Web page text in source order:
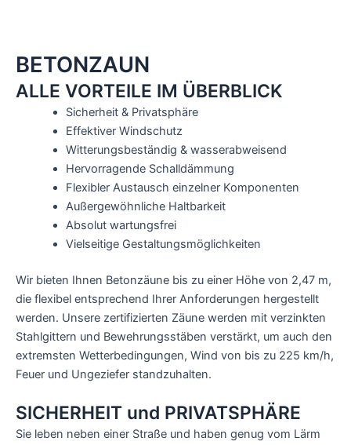
BETONZAUN
ALLE VORTEILE IM ÜBERBLICK
Sicherheit & Privatsphäre
Effektiver Windschutz
Witterungsbeständig & wasserabweisend
Hervorragende Schalldämmung
Flexibler Austausch einzelner Komponenten
Außergewöhnliche Haltbarkeit
Absolut wartungsfrei
Vielseitige Gestaltungsmöglichkeiten
Wir bieten Ihnen Betonzäune bis zu einer Höhe von 2,47 m,
die flexibel entsprechend Ihrer Anforderungen hergestellt
werden. Unsere zertifizierten Zäune werden mit verzinkten
Stahlgittern und Bewehrungsstäben verstärkt, um auch den
extremsten Wetterbedingungen, Wind von bis zu 225 km/h,
Feuer und Ungeziefer standzuhalten.
SICHERHEIT und PRIVATSPHÄRE
Sie leben neben einer Straße und haben genug vom Lärm